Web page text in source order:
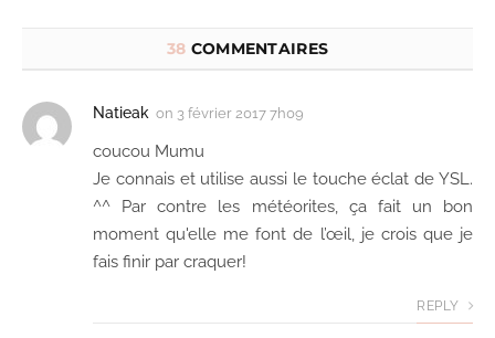
38 COMMENTAIRES
Natieak on 3 février 2017 7h09
coucou Mumu
Je connais et utilise aussi le touche éclat de YSL.
^^ Par contre les météorites, ça fait un bon
moment qu'elle me font de l’œil, je crois que je
fais finir par craquer!
REPLY